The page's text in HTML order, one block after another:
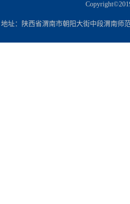
地址：陕西省渭南市朝阳大街中段渭南师